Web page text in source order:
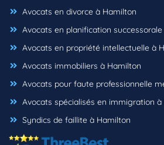
Avocats en divorce à Hamilton
Avocats en planification
Avocats en propriété intellectuelle à
Avocats immobiliers à Hamilton
Avocats pour faute professionnelle
Avocats spécialisés en immigration à
Syndics de faillite à Hamilton